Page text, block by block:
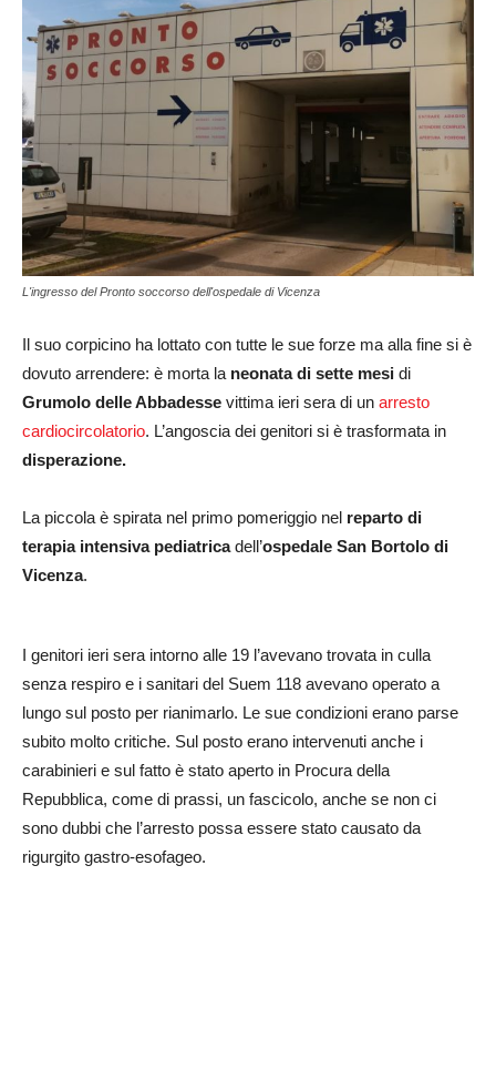
L'ingresso del Pronto soccorso dell'ospedale di Vicenza
Il suo corpicino ha lottato con tutte le sue forze ma alla fine si è
dovuto arrendere: è morta la neonata di sette mesi di
Grumolo delle Abbadesse vittima ieri sera di un arresto
cardiocircolatorio. L’angoscia dei genitori si è trasformata in
disperazione.
La piccola è spirata nel primo pomeriggio nel reparto di
terapia intensiva pediatricadell’ospedale San Bortolo di
Vicenza.
I genitori ieri sera intorno alle 19 l’avevano trovata in culla
senza respiro e i sanitari del Suem 118 avevano operato a
lungo sul posto per rianimarlo. Le sue condizioni erano parse
subito molto critiche. Sul posto erano intervenuti anche i
carabinieri e sul fatto è stato aperto in Procura della
Repubblica, come di prassi, un fascicolo, anche se non ci
sono dubbi che l’arresto possa essere stato causato da
rigurgito gastro-esofageo.